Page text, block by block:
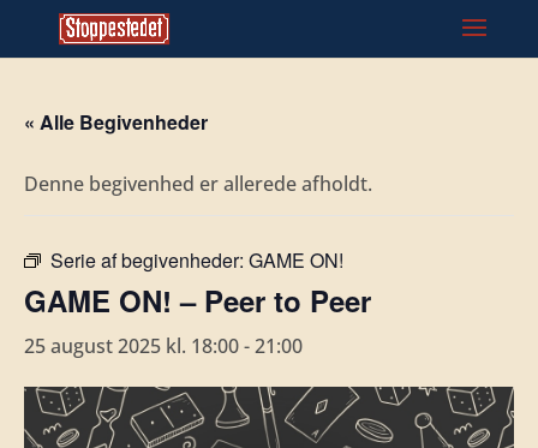
« Alle Begivenheder
Denne begivenhed er allerede afholdt.
Serie af begivenheder: GAME ON!
GAME ON! – Peer to Peer
25 august 2025 kl. 18:00-21:00